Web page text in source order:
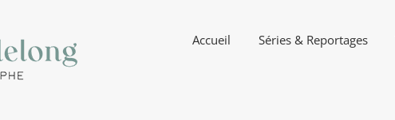
Accueil Séries & Reportages